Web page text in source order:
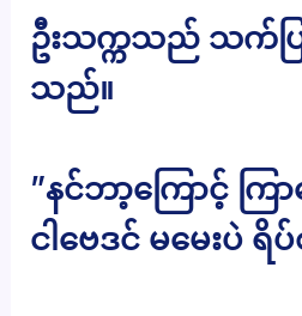
ဦးသက္ကသည် သက်ပ
သည်။
”နင်ဘာ့ကြောင့် က
ငါဗေဒင် မမေးပဲ ရိပ်